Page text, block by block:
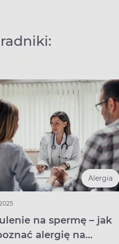
Alergia
na spermę – jak
alergię na